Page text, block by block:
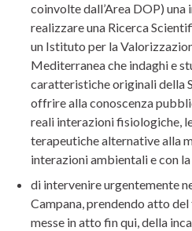
coinvolte dall’Area DOP)
realizzare una Ricerca
un Istituto per la
Mediterranea che indaghi e
caratteristiche originali della
offrire alla conoscenza
reali interazioni fisiologiche,
terapeutiche alternative alla
interazioni ambientali e con la
di intervenire urgentemente
Campana, prendendo atto
messe in atto fin qui, della